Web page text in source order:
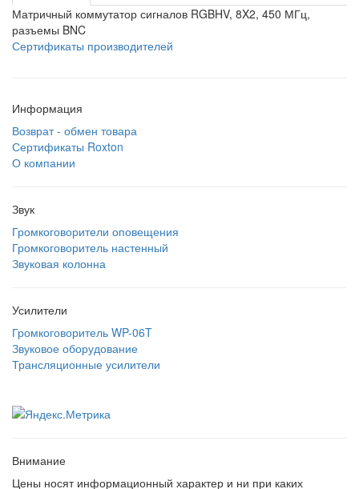
Матричный коммутатор сигналов RGBHV, 8X2, 450 МГц,
разъемы BNC
Сертификаты производителей
Информация
Возврат - обмен товара
Сертификаты Roxton
О компании
Звук
Громкоговорители оповещения
Громкоговоритель настенный
Звуковая колонна
Усилители
Громкоговоритель WP-06T
Звуковое оборудование
Трансляционные усилители
Внимание
Цены носят информационный характер и ни при каких